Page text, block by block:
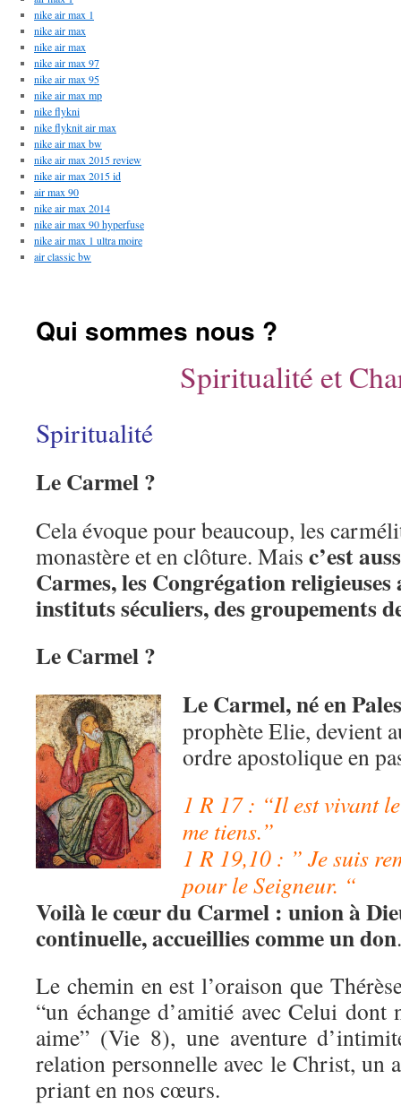
nike air max 1
nike air max
nike air max
nike air max 97
nike air max 95
nike air max mp
nike flykni
nike flyknit air max
nike air max bw
nike air max 2015 review
nike air max 2015 id
air max 90
nike air max 2014
nike air max 90 hyperfuse
nike air max 1 ultra moire
air classic bw
Qui sommes nous ?
Spiritualité et
Spiritualité
Le Carmel ?
Cela évoque pour beaucoup, les
monastère et en clôture. Mais c’est
Carmes, les Congrégation religieuses
instituts séculiers, des groupements
Le Carmel ?
Le Carmel, né en
prophète Elie, devient
ordre apostolique en
1 R 17 : “Il est vivant
me tiens.”
1 R 19,10 : ” Je suis
pour le Seigneur. “
Voilà le cœur du Carmel : union à
continuelle, accueillies comme un don.
Le chemin en est l’oraison que
“un échange d’amitié avec Celui dont
aime” (Vie 8), une aventure
relation personnelle avec le Christ, un
priant en nos cœurs.